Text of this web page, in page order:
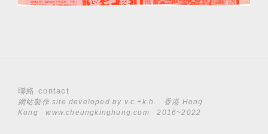
聯絡 contact
網站製作 site developed by v.c.+k.h.
香港 Hong
Kongwww.cheungkinghung.com 2016~2022